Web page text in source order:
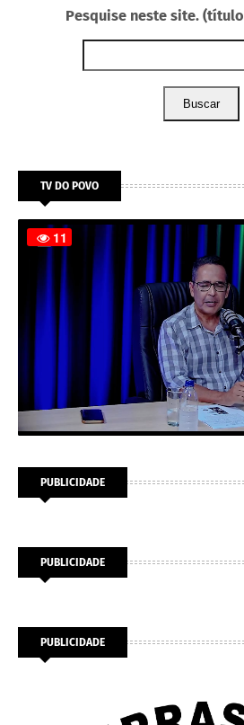
Pesquise neste site.
Buscar
TV DO POVO
PUBLICIDADE
PUBLICIDADE
PUBLICIDADE